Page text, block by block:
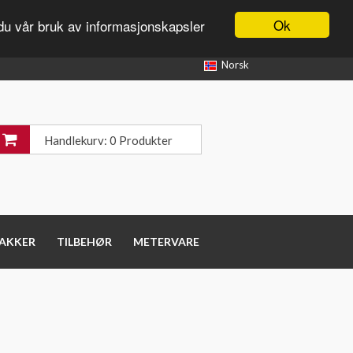
Ok
vår bruk av informasjonskapsler
Norsk
Handlekurv: 0 Produkter
TILBEHØR METERVARE